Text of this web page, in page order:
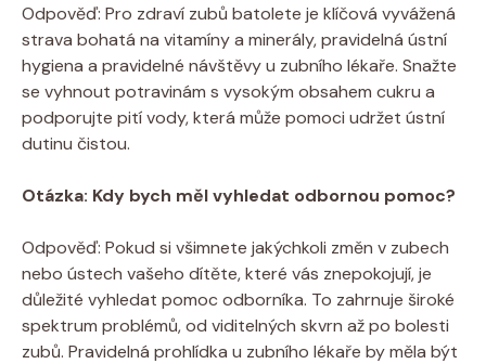
Odpověď: Pro zdraví zubů batolete je klíčová vyvážená
strava bohatá na vitamíny a minerály, pravidelná ústní
hygiena a pravidelné návštěvy u zubního lékaře. Snažte
se vyhnout potravinám s vysokým obsahem cukru a
podporujte pití vody, která může pomoci udržet ústní
dutinu čistou.
Otázka: Kdy bych měl vyhledat odbornou pomoc?
Odpověď: Pokud si všimnete jakýchkoli změn v zubech
nebo ústech vašeho dítěte, které vás znepokojují, je
důležité vyhledat pomoc odborníka. To zahrnuje široké
spektrum problémů, od viditelných skvrn až po bolesti
zubů. Pravidelná prohlídka u zubního lékaře by měla být